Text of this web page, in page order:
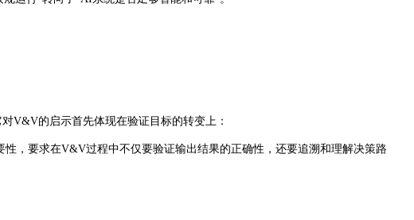
V&V的启示首先体现在验证目标的转变上：
，要求在V&V过程中不仅要验证输出结果的正确性，还要追溯和理解决策路